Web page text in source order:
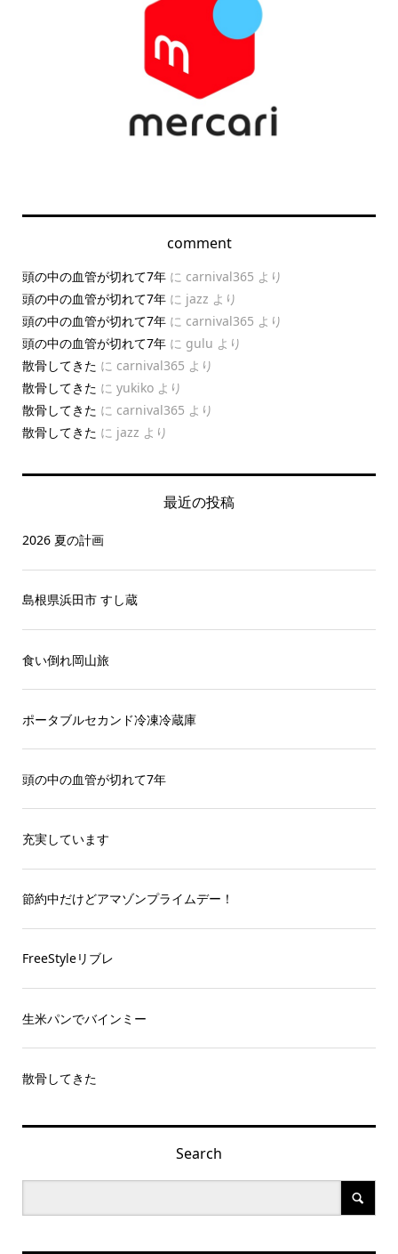
comment
頭の中の血管が切れて7年に carnival365 より
頭の中の血管が切れて7年に jazz より
頭の中の血管が切れて7年に carnival365 より
頭の中の血管が切れて7年に gulu より
散骨してきた に carnival365 より
散骨してきた に yukikoより
散骨してきた に carnival365 より
散骨してきた に jazz より
最近の投稿
2026 夏の計画
島根県浜田市 すし蔵
食い倒れ岡山旅
ポータブルセカンド冷凍冷蔵庫
頭の中の血管が切れて7年
充実しています
節約中だけどアマゾンプライムデー！
FreeStyleリブレ
生米パンでバインミー
散骨してきた
Search